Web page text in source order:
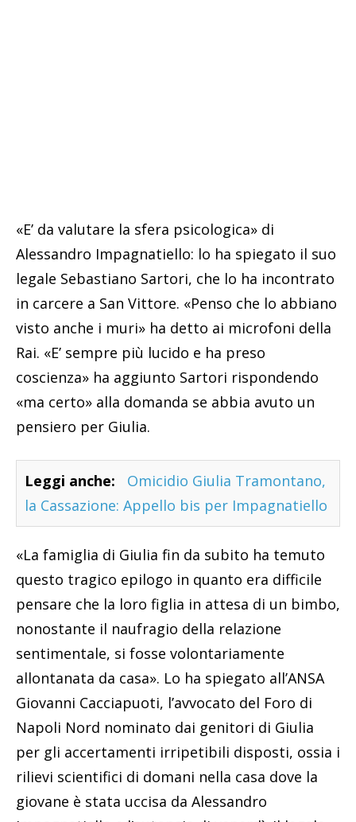
«E’ da valutare la sfera psicologica» di
Alessandro Impagnatiello: lo ha spiegato il suo
legale Sebastiano Sartori, che lo ha incontrato
in carcere a San Vittore. «Penso che lo abbiano
visto anche i muri» ha detto ai microfoni della
Rai. «E’ sempre più lucido e ha preso
coscienza» ha aggiunto Sartori rispondendo
«ma certo» alla domanda se abbia avuto un
pensiero per Giulia.
Leggi anche:
Omicidio Giulia Tramontano,
la Cassazione: Appello bis per Impagnatiello
«La famiglia di Giulia fin da subito ha temuto
questo tragico epilogo in quanto era difficile
pensare che la loro figlia in attesa di un bimbo,
nonostante il naufragio della relazione
sentimentale, si fosse volontariamente
allontanata da casa». Lo ha spiegato all’ANSA
Giovanni Cacciapuoti, l’avvocato del Foro di
Napoli Nord nominato dai genitori di Giulia
per gli accertamenti irripetibili disposti, ossia i
rilievi scientifici di domani nella casa dove la
giovane è stata uccisa da Alessandro